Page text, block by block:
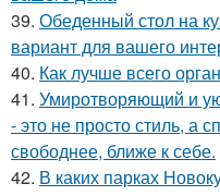
39. Обеденный стол на
вариант для вашего
40. Как лучше всего
41. Умиротворяющий и
- это не просто стиль, а
свободнее, ближе к себе.
42. В каких парках